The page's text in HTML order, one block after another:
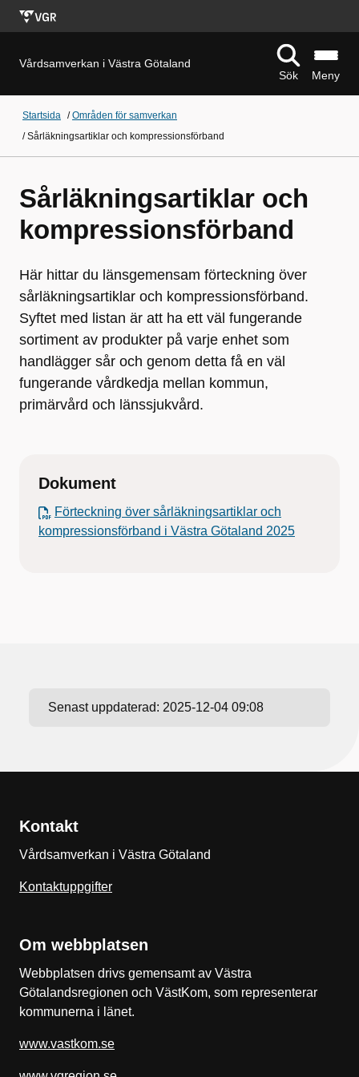
Vårdsamverkan i Västra Götaland
Sök
Meny
Startsida /Områden för samverkan
/Sårläkningsartiklar och kompressionsförband
Sårläkningsartiklar och
kompressionsförband
Här hittar du länsgemensam förteckning över
sårläkningsartiklar och kompressionsförband.
Syftet med listan är att ha ett väl fungerande
sortiment av produkter på varje enhet som
handlägger sår och genom detta få en väl
fungerande vårdkedja mellan kommun,
primärvård och länssjukvård.
Dokument
Förteckning över sårläkningsartiklar och
kompressionsförband i Västra Götaland 2025
Senast uppdaterad: 2025-12-04 09:08
Kontakt
Vårdsamverkan i Västra Götaland
Kontaktuppgifter
Om webbplatsen
Webbplatsen drivs gemensamt av Västra
Götalandsregionen och VästKom, som representerar
kommunerna i länet.
www.vastkom.se